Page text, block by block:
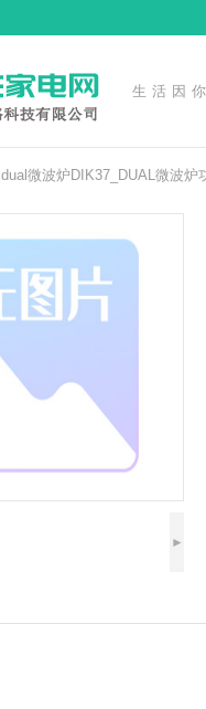
生活因
dual微波炉DIK37_DUAL微波炉
►